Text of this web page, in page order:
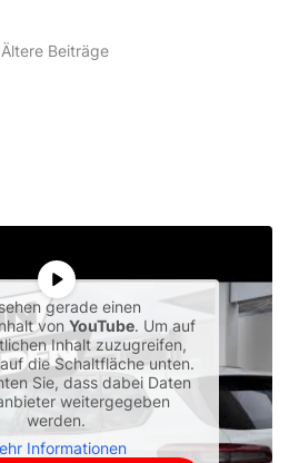
Ältere Beiträge
gerade einen
vonYouTube. Um auf
Inhalt zuzugreifen,
die Schaltfläche unten.
Sie, dass dabei Daten
weitergegeben
werden.
Informationen